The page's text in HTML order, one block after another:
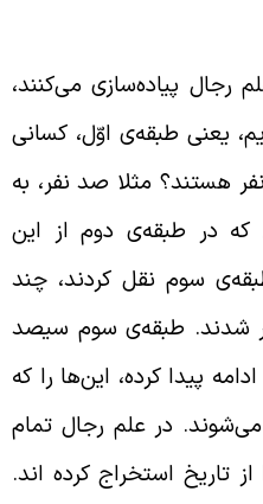
رجال پیاده‌سازی می‌کنند،
طبقه داریم، یعنی طبقه‌ی اوّل، کسانی
هستند؟ مثلا صد نفر، به
در طبقه‌ی دوم از این
سوم نقل کردند، چند
شدند. طبقه‌ی سوم سیصد
پیدا کرده، این‌ها را که
در علم رجال تمام
تاریخ استخراج کرده اند.